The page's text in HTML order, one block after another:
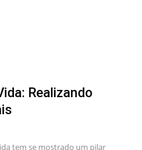
Realizando
tem se mostrado um pilar